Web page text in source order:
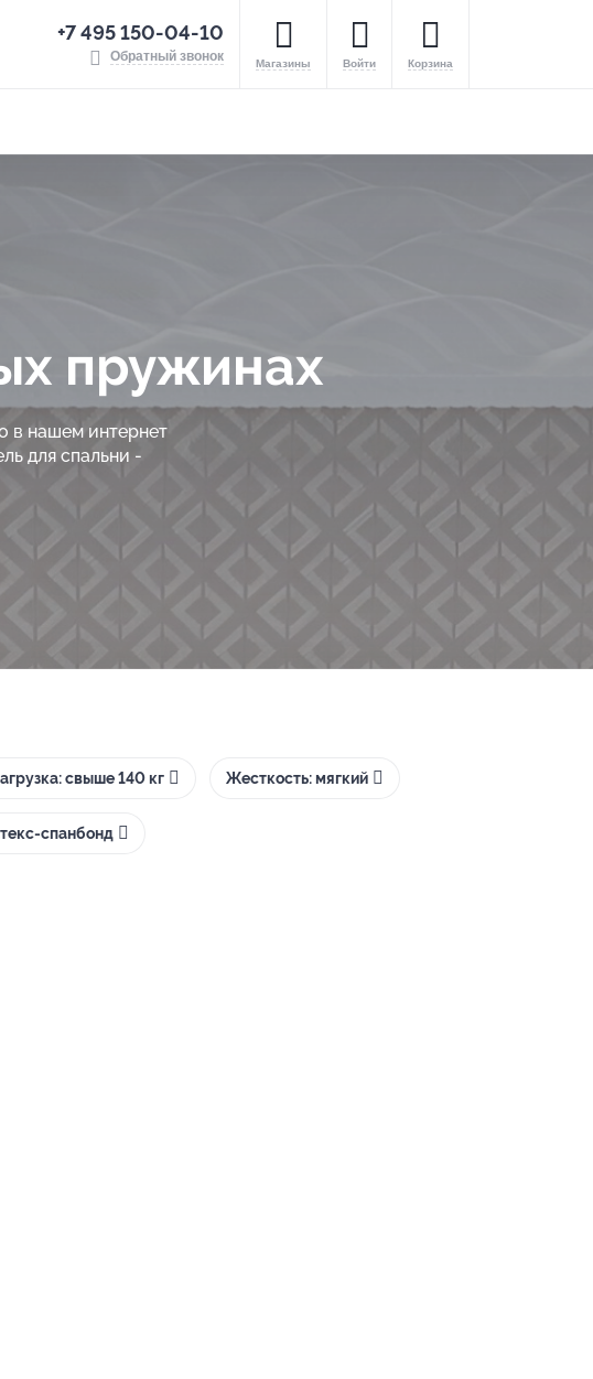
+7 495 150-04-10
Обратный звонок Магазины Войти Корзина
пружинах
в нашем интернет
для спальни -
свыше 140 кг Жесткость: мягкий
спанбонд